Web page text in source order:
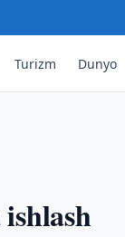
Turizm Dunyo